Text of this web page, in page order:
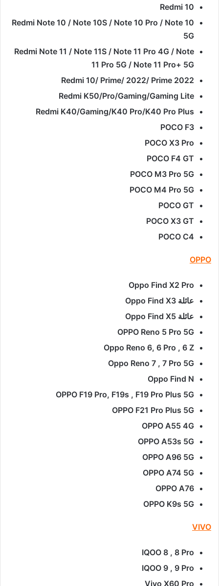
Redmi 10
Redmi Note 10 / Note 10S / Note 10 Pro / Note 10
5G
Redmi Note 11 / Note 11S / Note 11 Pro 4G / Note
11 Pro 5G / Note 11 Pro+ 5G
Redmi 10/ Prime/ 2022/ Prime 2022
Redmi K50/Pro/Gaming/Gaming Lite
Redmi K40/Gaming/K40 Pro/K40 Pro Plus
POCO F3
POCO X3 Pro
POCO F4 GT
POCO M3 Pro 5G
POCO M4 Pro 5G
POCO GT
POCO X3 GT
POCO C4
OPPO
Oppo Find X2 Pro
عائلة Oppo Find X3
عائلة Oppo Find X5
OPPO Reno 5 Pro 5G
Oppo Reno 6, 6 Pro , 6 Z
Oppo Reno 7 , 7 Pro 5G
Oppo Find N
OPPO F19 Pro, F19s , F19 Pro Plus 5G
OPPO F21 Pro Plus 5G
OPPO A55 4G
OPPO A53s 5G
OPPO A96 5G
OPPO A74 5G
OPPO A76
OPPO K9s 5G
VIVO
IQOO 8 , 8 Pro
IQOO 9 , 9 Pro
Vivo X60 Pro